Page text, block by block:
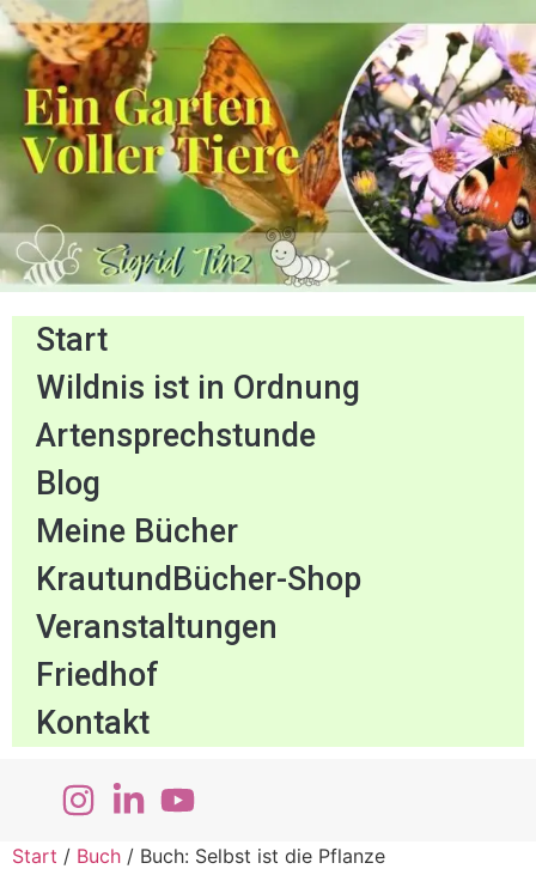
Start
Wildnis ist in Ordnung
Artensprechstunde
Blog
Meine Bücher
KrautundBücher-Shop
Veranstaltungen
Friedhof
Kontakt
Start / Buch / Buch: Selbst ist die Pflanze